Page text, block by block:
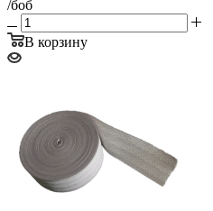
/боб
В корзину